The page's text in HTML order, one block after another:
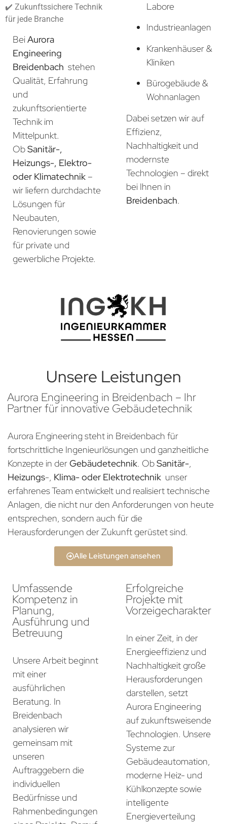
✔️ Zukunftssichere Technik
für jede Branche
BeiAurora
Engineering
Breidenbach stehen
Qualität, Erfahrung
und
zukunftsorientierte
Technik im
Mittelpunkt.
ObSanitär-,
Heizungs-, Elektro-
oder Klimatechnik –
wir liefern durchdachte
Lösungen für
Neubauten,
Renovierungen sowie
für private und
gewerbliche Projekte.
Labore
Industrieanlagen
Krankenhäuser &
Kliniken
Bürogebäude &
Wohnanlagen
Dabei setzen wir auf
Effizienz,
Nachhaltigkeit und
modernste
Technologien – direkt
bei Ihnen in
Breidenbach.
Unsere Leistungen
Aurora Engineering in Breidenbach – Ihr
Partner für innovative Gebäudetechnik
Aurora Engineering steht in Breidenbach für
fortschrittliche Ingenieurlösungen und ganzheitliche
Konzepte in derGebäudetechnik. ObSanitär-,
Heizungs-, Klima- oder Elektrotechnik unser
erfahrenes Team entwickelt und realisiert technische
Anlagen, die nicht nur den Anforderungen von heute
entsprechen, sondern auch für die
Herausforderungen der Zukunft gerüstet sind.
Alle Leistungen ansehen
Umfassende
Kompetenz in
Planung,
Ausführung und
Betreuung
Unsere Arbeit beginnt
mit einer
ausführlichen
Beratung. In
Breidenbach
analysieren wir
gemeinsam mit
unseren
Auftraggebern die
individuellen
Bedürfnisse und
Rahmenbedingungen
Erfolgreiche
Projekte mit
Vorzeigecharakter
In einer Zeit, in der
Energieeffizienz und
Nachhaltigkeit große
Herausforderungen
darstellen, setzt
Aurora Engineering
auf zukunftsweisende
Technologien. Unsere
Systeme zur
Gebäudeautomation,
moderne Heiz- und
Kühlkonzepte sowie
intelligente
Energieverteilung